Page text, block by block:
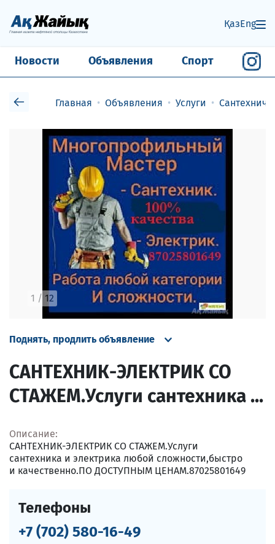
ҚазEng
Новости Объявления Спорт
Главная Объявления Услуги
1 / 12
САНТЕХНИК-ЭЛЕКТРИК СО
СТАЖЕМ.Услуги сантехника ...
Поднять, продлить объявление
Описание:
САНТЕХНИК-ЭЛЕКТРИК СО СТАЖЕМ.Услуги
сантехника и электрика любой сложности,быстро
и качественно.ПО ДОСТУПНЫМ ЦЕНАМ.87025801649
Телефоны
+7 (702) 580-16-49